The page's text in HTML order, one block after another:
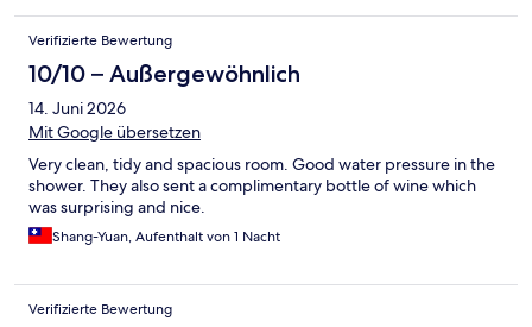
Verifizierte Bewertung
10/10 – Außergewöhnlich
14. Juni 2026
Mit Google übersetzen
Very clean, tidy and spacious room. Good water pressure in the
shower. They also sent a complimentary bottle of wine which
was surprising and nice.
Shang-Yuan, Aufenthalt von 1 Nacht
Verifizierte Bewertung